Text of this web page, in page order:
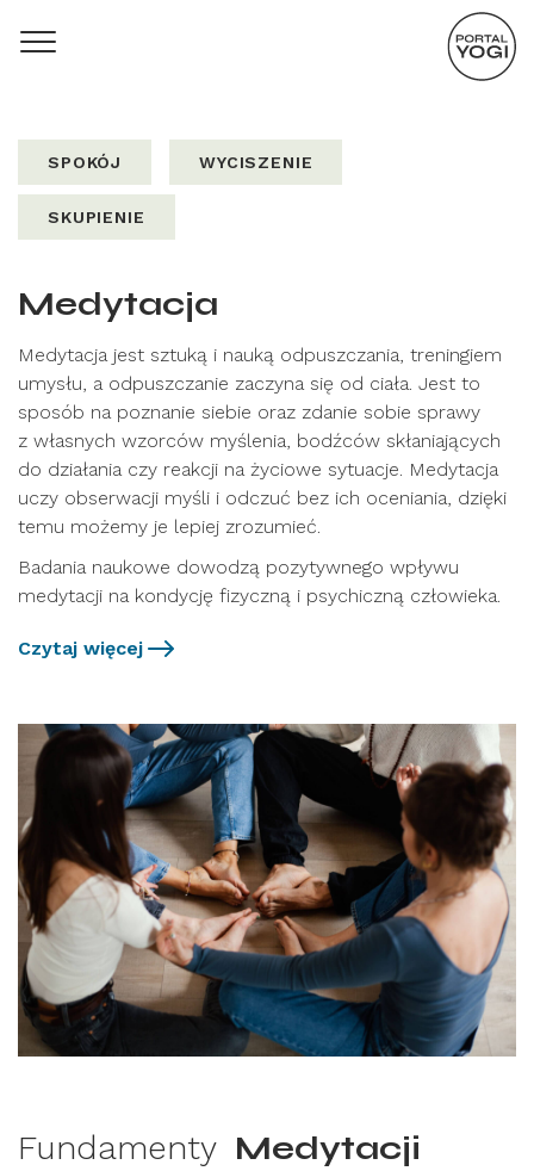
SPOKÓJ WYCISZENIE
SKUPIENIE
Medytacja
Medytacja jest sztuką i nauką odpuszczania, treningiem
umysłu, a odpuszczanie zaczyna się od ciała. Jest to
sposób na poznanie siebie oraz zdanie sobie sprawy
z własnych wzorców myślenia, bodźców skłaniających
do działania czy reakcji na życiowe sytuacje. Medytacja
uczy obserwacji myśli i odczuć bez ich oceniania, dzięki
temu możemy je lepiej zrozumieć.
Badania naukowe dowodzą pozytywnego wpływu
medytacji na kondycję fizyczną i psychiczną człowieka.
Czytaj więcej
Fundamenty Medytacji